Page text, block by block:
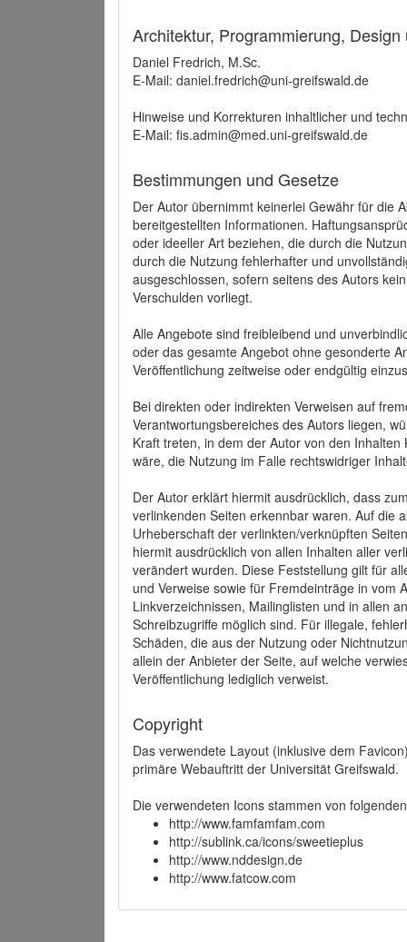
Architektur, Programmierung,
Daniel Fredrich, M.Sc.
E-Mail: daniel.fredrich@uni-greifswald.de
Hinweise und Korrekturen inhaltlicher und
E-Mail: fis.admin@med.uni-greifswald.de
Bestimmungen und Gesetze
Der Autor übernimmt keinerlei Gewähr für die
bereitgestellten Informationen.
oder ideeller Art beziehen, die durch die
durch die Nutzung fehlerhafter und
ausgeschlossen, sofern seitens des Autors
Verschulden vorliegt.
Alle Angebote sind freibleibend und
oder das gesamte Angebot ohne gesonderte
Veröffentlichung zeitweise oder endgültig
Bei direkten oder indirekten Verweisen auf
Verantwortungsbereiches des Autors liegen,
Kraft treten, in dem der Autor von den
wäre, die Nutzung im Falle rechtswidriger
Der Autor erklärt hiermit ausdrücklich, dass
verlinkenden Seiten erkennbar waren. Auf die
Urheberschaft der verlinkten/verknüpften
hiermit ausdrücklich von allen Inhalten aller
verändert wurden. Diese Feststellung gilt für
und Verweise sowie für Fremdeinträge in vom
Linkverzeichnissen, Mailinglisten und in allen
Schreibzugriffe möglich sind. Für illegale,
Schäden, die aus der Nutzung oder
allein der Anbieter der Seite, auf welche
Veröffentlichung lediglich verweist.
Copyright
Das verwendete Layout (inklusive dem
primäre Webauftritt der Universität Greifswald.
Die verwendeten Icons stammen von
http://www.famfamfam.com
http://sublink.ca/icons/sweetieplus
http://www.nddesign.de
http://www.fatcow.com